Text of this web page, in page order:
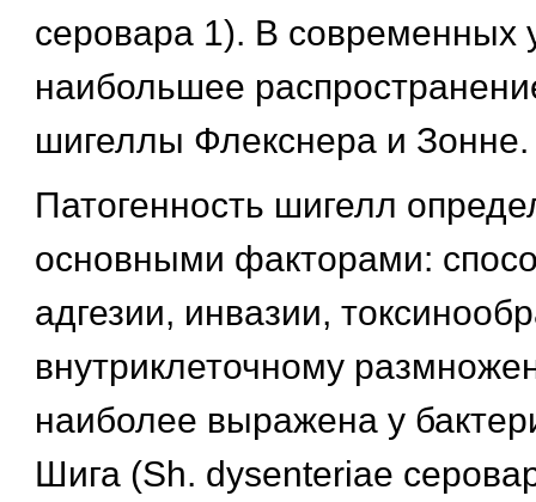
серовара 1). В современных
наибольшее
шигеллы Флекснера и Зонне.
Патогенность шигелл
основными факторами:
адгезии, инвазии,
внутриклеточному
наиболее выражена у
Шига (Sh. dysenteriae